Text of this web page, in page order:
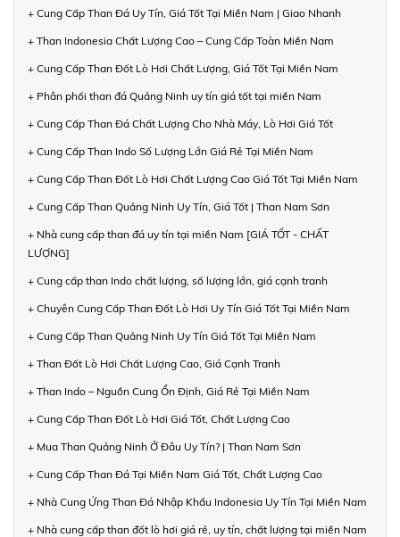
+ Cung Cấp Than Đá Uy Tín, Giá Tốt Tại Miền Nam | Giao Nhanh
+ Than Indonesia Chất Lượng Cao – Cung Cấp Toàn Miền Nam
+ Cung Cấp Than Đốt Lò Hơi Chất Lượng, Giá Tốt Tại Miền Nam
+ Phân phối than đá Quảng Ninh uy tín giá tốt tại miền Nam
+ Cung Cấp Than Đá Chất Lượng Cho Nhà Máy, Lò Hơi Giá Tốt
+ Cung Cấp Than Indo Số Lượng Lớn Giá Rẻ Tại Miền Nam
+ Cung Cấp Than Đốt Lò Hơi Chất Lượng Cao Giá Tốt Tại Miền Nam
+ Cung Cấp Than Quảng Ninh Uy Tín, Giá Tốt | Than Nam Sơn
+ Nhà cung cấp than đá uy tín tại miền Nam [GIÁ TỐT - CHẤT
LƯỢNG]
+ Cung cấp than Indo chất lượng, số lượng lớn, giá cạnh tranh
+ Chuyên Cung Cấp Than Đốt Lò Hơi Uy Tín Giá Tốt Tại Miền Nam
+ Cung Cấp Than Quảng Ninh Uy Tín Giá Tốt Tại Miền Nam
+ Than Đốt Lò Hơi Chất Lượng Cao, Giá Cạnh Tranh
+ Than Indo – Nguồn Cung Ổn Định, Giá Rẻ Tại Miền Nam
+ Cung Cấp Than Đốt Lò Hơi Giá Tốt, Chất Lượng Cao
+ Mua Than Quảng Ninh Ở Đâu Uy Tín? | Than Nam Sơn
+ Cung Cấp Than Đá Tại Miền Nam Giá Tốt, Chất Lượng Cao
+ Nhà Cung Ứng Than Đá Nhập Khẩu Indonesia Uy Tín Tại Miền Nam
+ Nhà cung cấp than đốt lò hơi giá rẻ, uy tín, chất lượng tại miền Nam